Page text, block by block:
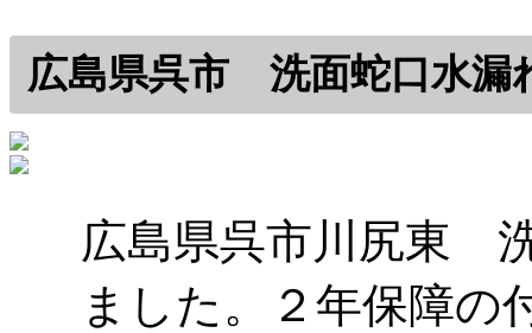
広島県呉市 洗面蛇口水漏
広島県呉市川尻東
ました。２年保障の